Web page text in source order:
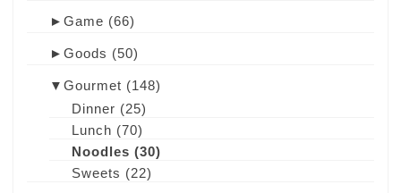
► Game (66)
► Goods (50)
▼ Gourmet (148)
Dinner (25)
Lunch (70)
Noodles (30)
Sweets (22)